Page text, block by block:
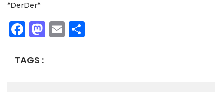
*DerDer*
Facebook
Mastodon
Email
TAGS :